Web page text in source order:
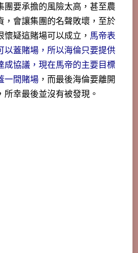
團要承擔的風險太高，甚至農
，會讓集團的名聲敗壞，至於
疑這賭場可以成立， 馬帝表
以蓋賭場，所以海倫只要提供
成協議，現在馬帝的主要目標
一間賭場 ，而最後海倫要離開
幸最後並沒有被發現。